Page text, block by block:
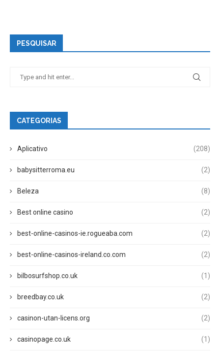
PESQUISAR
CATEGORIAS
Aplicativo (208)
babysitterroma.eu (2)
Beleza (8)
Best online casino (2)
best-online-casinos-ie.rogueaba.com (2)
best-online-casinos-ireland.co.com (2)
bilbosurfshop.co.uk (1)
breedbay.co.uk (2)
casinon-utan-licens.org (2)
casinopage.co.uk (1)